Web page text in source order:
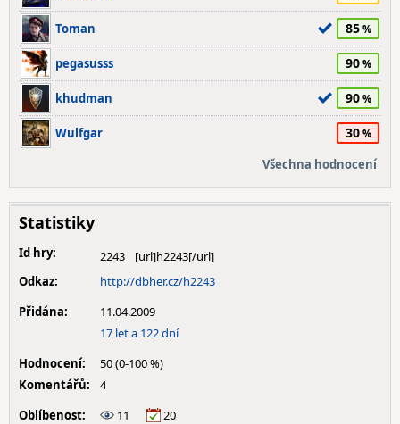
Toman 85
pegasusss 90
khudman 90
Wulfgar 30
Všechna hodnocení
Statistiky
Id hry:
2243
Odkaz:
http://dbher.cz/h2243
Přidána:
11.04.2009
17 let a 122 dní
Hodnocení:
50 (0-100 %)
Komentářů:
4
Oblíbenost:
11
20